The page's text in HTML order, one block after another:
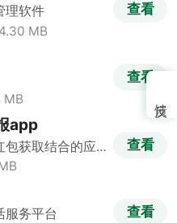
理软件
MB
查看
MB
查看
app
包获取结合的应
查看
服务平台
查看